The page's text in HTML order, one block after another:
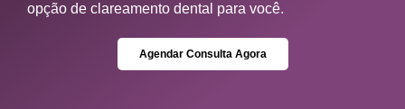
opção de clareamento dental para você.
Agendar Consulta Agora